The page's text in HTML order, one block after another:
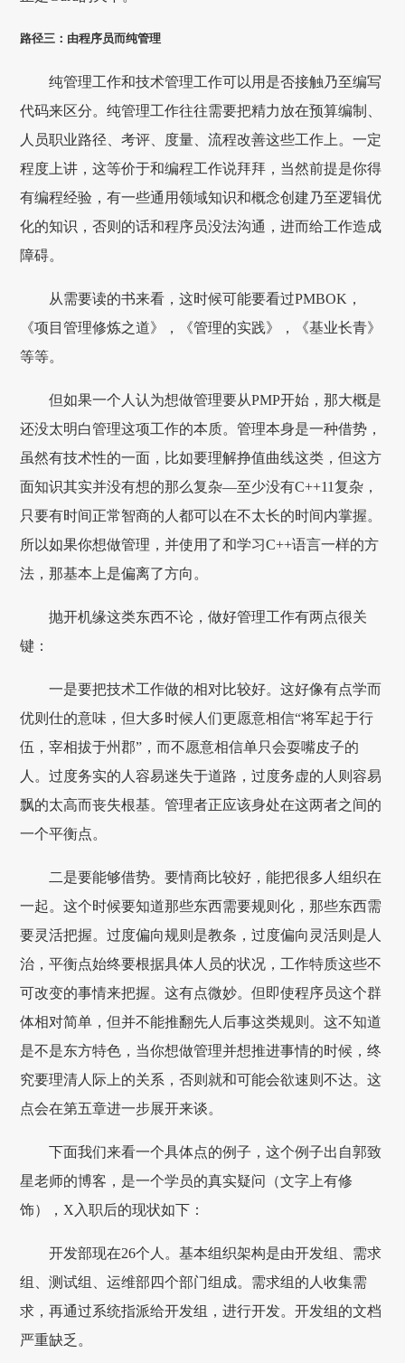
路径三：由程序员而纯管理
纯管理工作和技术管理工作可以用是否接触乃至编写
代码来区分。纯管理工作往往需要把精力放在预算编制、
人员职业路径、考评、度量、流程改善这些工作上。一定
程度上讲，这等价于和编程工作说拜拜，当然前提是你得
有编程经验，有一些通用领域知识和概念创建乃至逻辑优
化的知识，否则的话和程序员没法沟通，进而给工作造成
障碍。
从需要读的书来看，这时候可能要看过PMBOK，
《项目管理修炼之道》，《管理的实践》，《基业长青》
等等。
但如果一个人认为想做管理要从PMP开始，那大概是
还没太明白管理这项工作的本质。管理本身是一种借势，
虽然有技术性的一面，比如要理解挣值曲线这类，但这方
面知识其实并没有想的那么复杂—至少没有C++11复杂，
只要有时间正常智商的人都可以在不太长的时间内掌握。
所以如果你想做管理，并使用了和学习C++语言一样的方
法，那基本上是偏离了方向。
抛开机缘这类东西不论，做好管理工作有两点很关
键：
一是要把技术工作做的相对比较好。这好像有点学而
优则仕的意味，但大多时候人们更愿意相信“将军起于行
伍，宰相拔于州郡”，而不愿意相信单只会耍嘴皮子的
人。过度务实的人容易迷失于道路，过度务虚的人则容易
飘的太高而丧失根基。管理者正应该身处在这两者之间的
一个平衡点。
二是要能够借势。要情商比较好，能把很多人组织在
一起。这个时候要知道那些东西需要规则化，那些东西需
要灵活把握。过度偏向规则是教条，过度偏向灵活则是人
治，平衡点始终要根据具体人员的状况，工作特质这些不
可改变的事情来把握。这有点微妙。但即使程序员这个群
体相对简单，但并不能推翻先人后事这类规则。这不知道
是不是东方特色，当你想做管理并想推进事情的时候，终
究要理清人际上的关系，否则就和可能会欲速则不达。这
点会在第五章进一步展开来谈。
下面我们来看一个具体点的例子，这个例子出自郭致
星老师的博客，是一个学员的真实疑问（文字上有修
饰），X入职后的现状如下：
开发部现在26个人。基本组织架构是由开发组、需求
组、测试组、运维部四个部门组成。需求组的人收集需
求，再通过系统指派给开发组，进行开发。开发组的文档
严重缺乏。